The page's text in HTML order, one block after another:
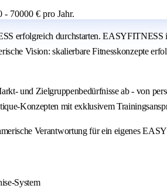
- 70000 € pro Jahr.
erfolgreich durchstarten. EASYFITNESS
Vision: skalierbare Fitnesskonzepte
und Zielgruppenbedürfnisse ab - von
Konzepten mit exklusivem
Verantwortung für ein eigenes
System